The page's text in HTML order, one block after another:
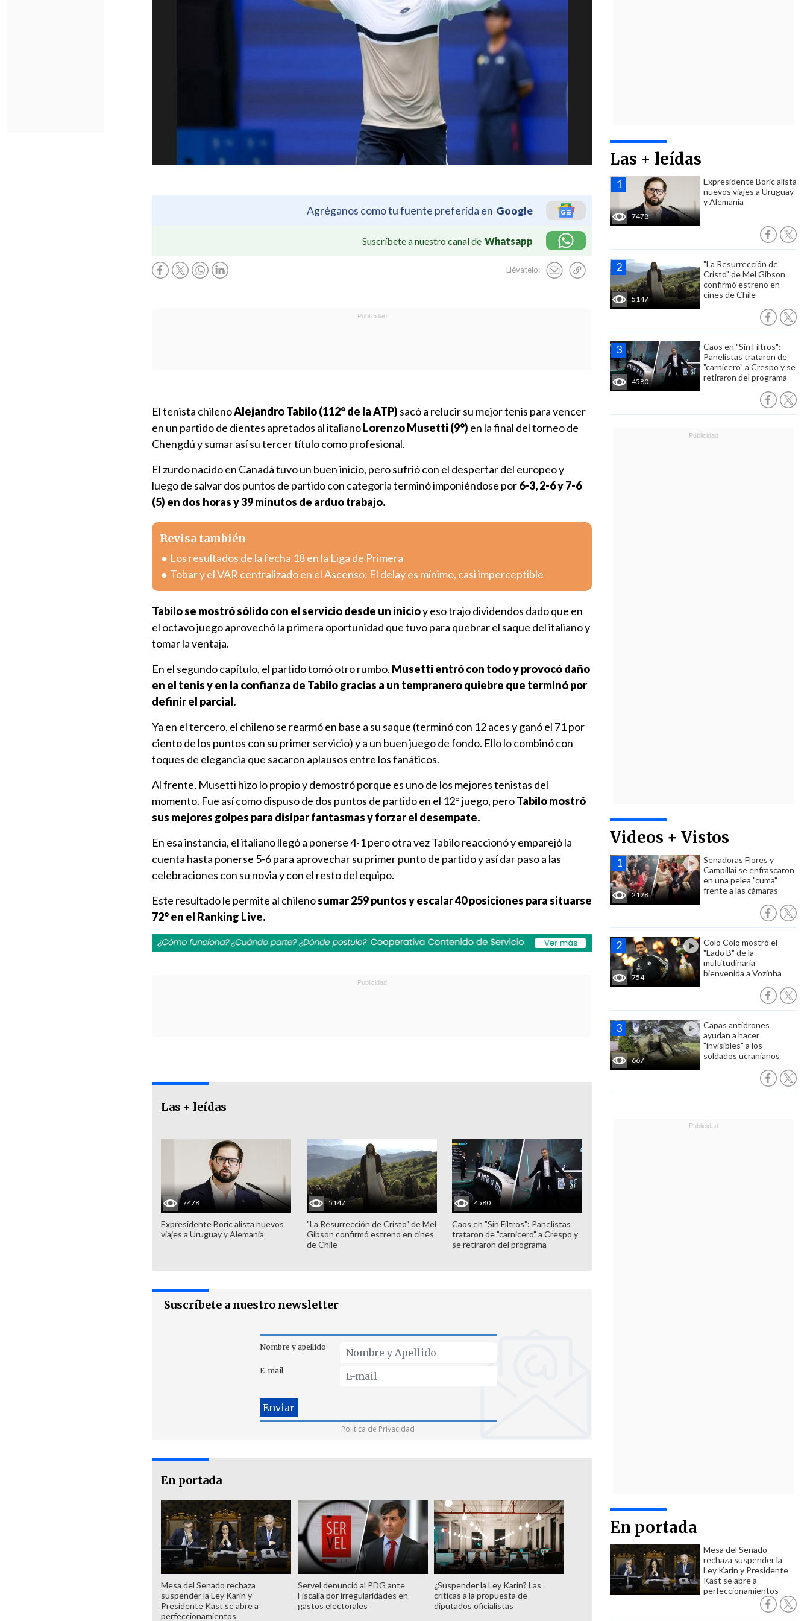
Agréganos como tu fuente preferida en Google
Suscríbete a nuestro canal de Whatsapp
Llévatelo:
Las + leídas
7478
Expresidente Boric alista
nuevos viajes a Uruguay
y Alemania
5147
"La Resurrección de
Cristo" de Mel Gibson
confirmó estreno en
cines de Chile
4580
Caos en "Sin Filtros":
Panelistas trataron de
"carnicero" a Crespo y se
retiraron del programa
Videos + Vistos
2128
Senadoras Flores y
Campillai se enfrascaron
en una pelea "cuma"
frente a las cámaras
754
Colo Colo mostró el
"Lado B" de la
multitudinaria
bienvenida a Vozinha
667
Capas antidrones
ayudan a hacer
"invisibles" a los
soldados ucranianos
En portada
Mesa del Senado
rechaza suspender la
Ley Karin y Presidente
Kast se abre a
perfeccionamientos
El tenista chilenoAlejandro Tabilo (112° de la ATP) sacó a relucir su mejor tenis para vencer
en un partido de dientes apretados al italianoLorenzo Musetti (9°) en la final del torneo de
Chengdú y sumar así su tercer título como profesional.
El zurdo nacido en Canadá tuvo un buen inicio, pero sufrió con el despertar del europeo y
luego de salvar dos puntos de partido con categoría terminó imponiéndose por6-3, 2-6 y 7-6
(5) en dos horas y 39 minutos de arduo trabajo.
Revisa también
Los resultados de la fecha 18 en la Liga de Primera
Tobar y el VAR centralizado en el Ascenso: El delay es mínimo, casi imperceptible
Tabilo se mostró sólido con el servicio desde un inicioy eso trajo dividendos dado que en
el octavo juego aprovechó la primera oportunidad que tuvo para quebrar el saque del italiano y
tomar la ventaja.
En el segundo capítulo, el partido tomó otro rumbo. Musetti entró con todo y provocó daño
en el tenis y en la confianza de Tabilo gracias a un tempranero quiebre que terminó por
definir el parcial.
Ya en el tercero, el chileno se rearmó en base a su saque (terminó con 12 aces y ganó el 71 por
ciento de los puntos con su primer servicio) y a un buen juego de fondo. Ello lo combinó con
toques de elegancia que sacaron aplausos entre los fanáticos.
Al frente, Musetti hizo lo propio y demostró porque es uno de los mejores tenistas del
momento. Fue así como dispuso de dos puntos de partido en el 12° juego, peroTabilo mostró
sus mejores golpes para disipar fantasmas y forzar el desempate.
En esa instancia, el italiano llegó a ponerse 4-1 pero otra vez Tabilo reaccionó y emparejó la
cuenta hasta ponerse 5-6 para aprovechar su primer punto de partido y así dar paso a las
celebraciones con su novia y con el resto del equipo.
Este resultado le permite al chilenosumar 259 puntos y escalar 40 posiciones para situarse
72° en el Ranking Live.
Las + leídas
7478
Expresidente Boric alista nuevos
viajes a Uruguay y Alemania
5147
"La Resurrección de Cristo" de Mel
Gibson confirmó estreno en cines
de Chile
4580
Caos en "Sin Filtros": Panelistas
trataron de "carnicero" a Crespo y
se retiraron del programa
Suscríbete a nuestro newsletter
Nombre y apellido
E-mail
Política de Privacidad
En portada
Mesa del Senado rechaza
suspender la Ley Karin y
Presidente Kast se abre a
perfeccionamientos
Servel denunció al PDG ante
Fiscalía por irregularidades en
gastos electorales
¿Suspender la Ley Karin? Las
críticas a la propuesta de
diputados oficialistas